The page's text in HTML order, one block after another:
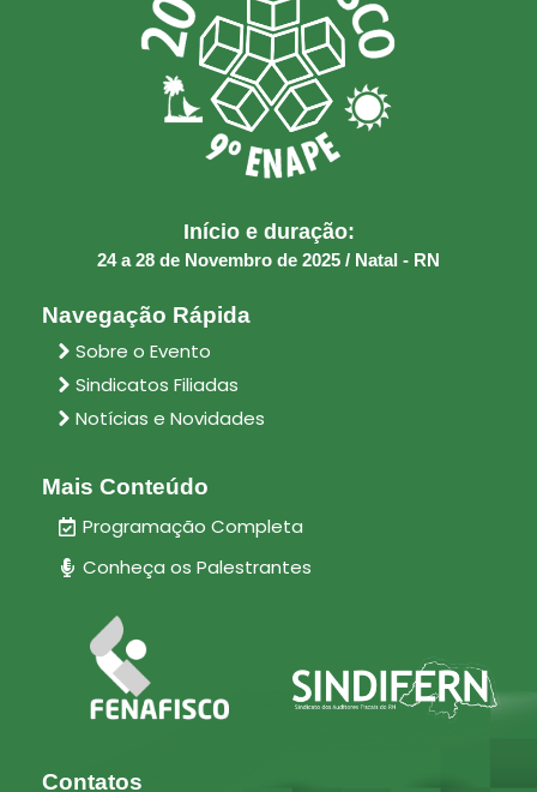
Início e duração:
24 a 28 de Novembro de 2025 / Natal - RN
Navegação Rápida
Sobre o Evento
Sindicatos Filiadas
Notícias e Novidades
Mais Conteúdo
Programação Completa
Conheça os Palestrantes
Contatos